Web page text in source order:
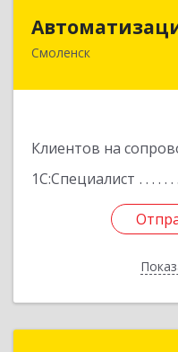
Смоленск
Клиентов на
1С:Специалист
214019,